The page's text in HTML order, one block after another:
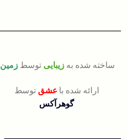
ساخته شده به زیبایی توسط زمین
ارائه شده باعشق توسط
گوهرآکس